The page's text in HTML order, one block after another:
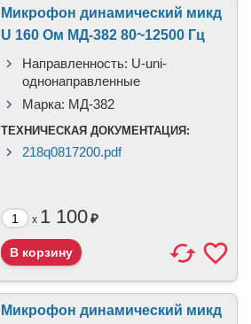
Микрофон динамический микд
U 160 Ом МД-382 80~12500 Гц
Направленность: U-uni-
однонаправленные
Марка: МД-382
ТЕХНИЧЕСКАЯ ДОКУМЕНТАЦИЯ:
218q0817200.pdf
x 1 100₽
Микрофон динамический микд